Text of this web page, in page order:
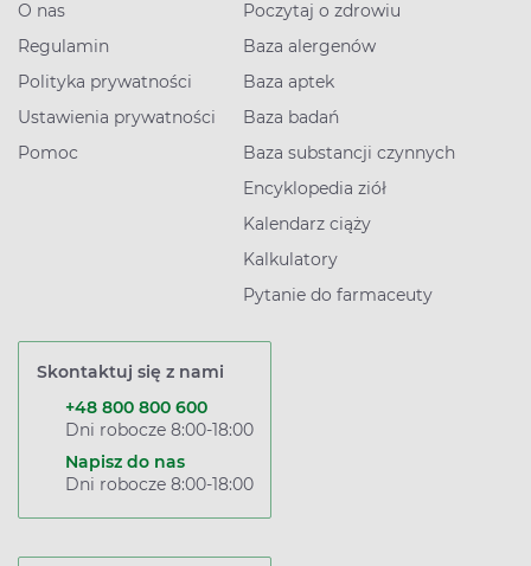
O nas
Regulamin
Polityka prywatności
Ustawienia prywatności
Pomoc
Poczytaj o zdrowiu
Baza alergenów
Baza aptek
Baza badań
Baza substancji czynnych
Encyklopedia ziół
Kalendarz ciąży
Kalkulatory
Pytanie do farmaceuty
Skontaktuj się z nami
+48 800 800 600
Dni robocze 8:00-18:00
Napisz do nas
Dni robocze 8:00-18:00